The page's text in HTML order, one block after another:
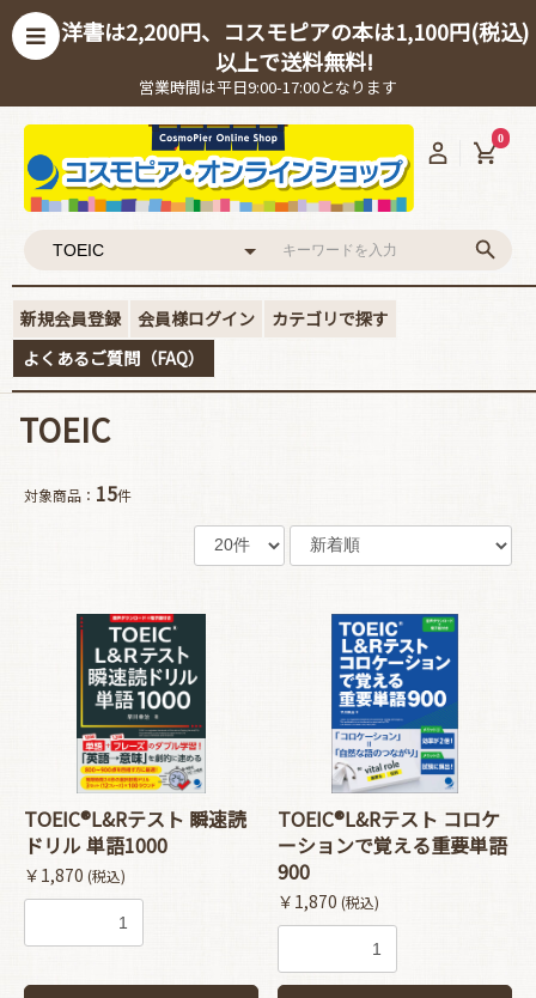
洋書は2,200円、コスモピアの本は1,100円(税込)
以上で送料無料!
営業時間は平日9:00-17:00となります
0
新規会員登録 会員様ログイン
カテゴリで探す
よくあるご質問（FAQ）
TOEIC
対象商品： 15件
TOEIC®L&Rテスト 瞬速読
ドリル 単語1000
￥1,870 (税込)
TOEIC®L&Rテスト コロケ
ーションで覚える重要単語
900
￥1,870 (税込)